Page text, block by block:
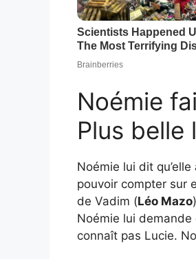
Noémie
Plus belle
Noémie lui dit
pouvoir compter sur
de Vadim (Léo Mazo
Noémie lui demande
connaît pas Lucie.